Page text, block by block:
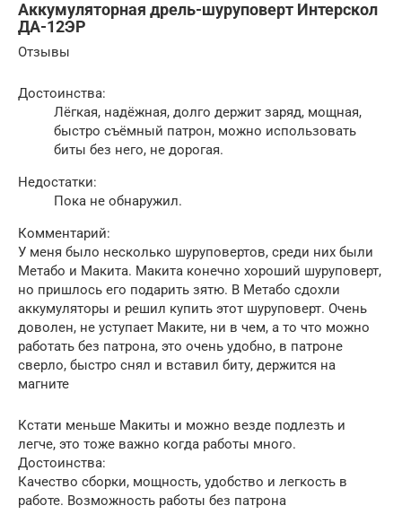
Аккумуляторная дрель-шуруповерт Интерскол
ДА-12ЭР
Отзывы
Достоинства:
Лёгкая, надёжная, долго держит заряд, мощная,
быстро съёмный патрон, можно использовать
биты без него, не дорогая.
Недостатки:
Пока не обнаружил.
Комментарий:
У меня было несколько шуруповертов, среди них были
Метабо и Макита. Макита конечно хороший шуруповерт,
но пришлось его подарить зятю. В Метабо сдохли
аккумуляторы и решил купить этот шуруповерт. Очень
доволен, не уступает Маките, ни в чем, а то что можно
работать без патрона, это очень удобно, в патроне
сверло, быстро снял и вставил биту, держится на
магните
Кстати меньше Макиты и можно везде подлезть и
легче, это тоже важно когда работы много.
Достоинства:
Качество сборки, мощность, удобство и легкость в
работе. Возможность работы без патрона